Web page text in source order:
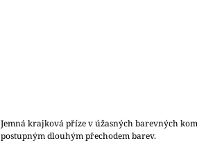
Jemná krajková příze v úžasných barevných
postupným dlouhým přechodem barev.